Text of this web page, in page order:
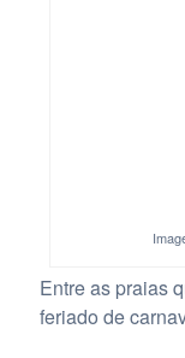
Entre as praias
feriado de